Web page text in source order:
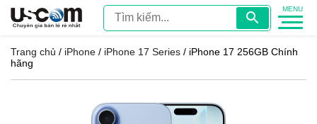
Trang chủ / iPhone / iPhone 17 Series / iPhone 17 256GB Chính
hãng